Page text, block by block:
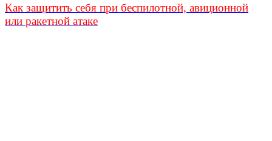
Как защитить себя при беспилотной, авиционной
или ракетной атаке